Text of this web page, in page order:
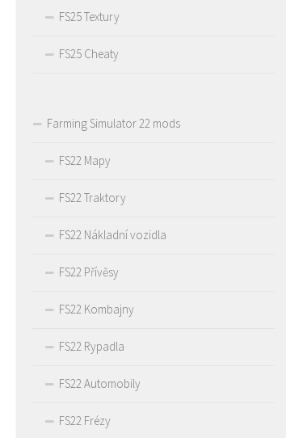
FS25 Textury
FS25 Cheaty
Farming Simulator 22 mods
FS22 Mapy
FS22 Traktory
FS22 Nákladní vozidla
FS22 Přívěsy
FS22 Kombajny
FS22 Rypadla
FS22 Automobily
FS22 Frézy